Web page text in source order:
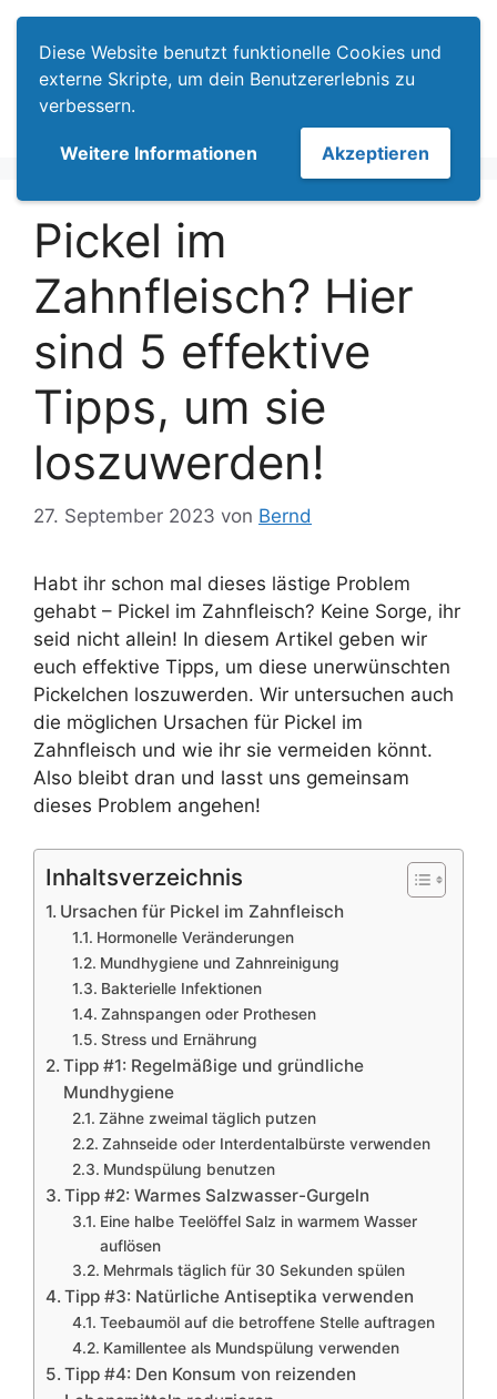
Diese Website benutzt funktionelle Cookies und
externe Skripte, um dein Benutzererlebnis zu
verbessern.
Weitere Informationen Akzeptieren
Zum
Inhalt
springen
Pickel im
Zahnfleisch? Hier
sind 5 effektive
Tipps, um sie
loszuwerden!
27. September 2023 von Bernd
Habt ihr schon mal dieses lästige Problem
gehabt – Pickel im Zahnfleisch? Keine Sorge, ihr
seid nicht allein! In diesem Artikel geben wir
euch effektive Tipps, um diese unerwünschten
Pickelchen loszuwerden. Wir untersuchen auch
die möglichen Ursachen für Pickel im
Zahnfleisch und wie ihr sie vermeiden könnt.
Also bleibt dran und lasst uns gemeinsam
dieses Problem angehen!
Inhaltsverzeichnis
Ursachen für Pickel im Zahnfleisch
Hormonelle Veränderungen
Mundhygiene und Zahnreinigung
Bakterielle Infektionen
Zahnspangen oder Prothesen
Stress und Ernährung
Tipp #1: Regelmäßige und gründliche
Mundhygiene
Zähne zweimal täglich putzen
Zahnseide oder Interdentalbürste verwenden
Mundspülung benutzen
Tipp #2: Warmes Salzwasser-Gurgeln
Eine halbe Teelöffel Salz in warmem Wasser
auflösen
Mehrmals täglich für 30 Sekunden spülen
Tipp #3: Natürliche Antiseptika verwenden
Teebaumöl auf die betroffene Stelle auftragen
Kamillentee als Mundspülung verwenden
Tipp #4: Den Konsum von reizenden